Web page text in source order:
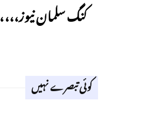
کنگ سلمان نیوز،،،،
کوئی تبصرے نہیں